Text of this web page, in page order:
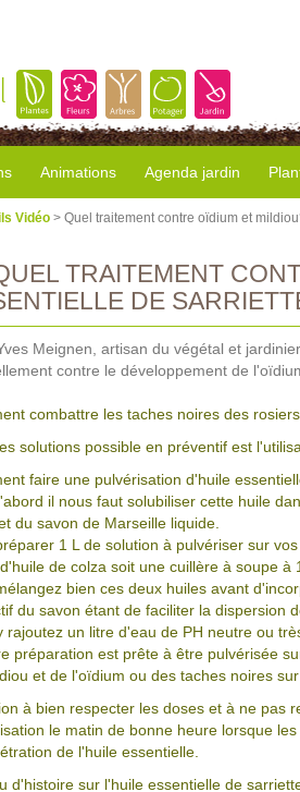
Animations Agenda jardin
Vidéo > Quel traitement contre oïdium et
TRAITEMENT
DE
Meignen, artisan du végétal et
contre le développement de
combattre les taches noires des
solutions possible en préventif est
faire une pulvérisation d'huile
il nous faut solubiliser cette huile
du savon de Marseille liquide.
1 L de solution à pulvériser sur
de colza soit une cuillère à soupe
bien ces deux huiles avant
du savon étant de faciliter la dispersion
rajoutez un litre d'eau de PH neutre ou
préparation est prête à être pulvérisée
et de l'oïdium ou des taches noires
à bien respecter les doses et à ne pas
le matin de bonne heure lorsque
de l'huile essentielle.
d'histoire sur l'huile essentielle de